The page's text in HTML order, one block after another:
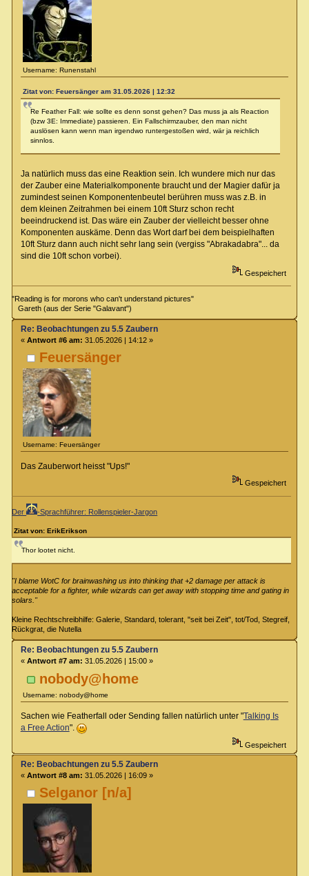
Username: Runenstahl
Zitat von: Feuersänger am 31.05.2026 | 12:32
Re Feather Fall: wie sollte es denn sonst gehen? Das muss ja als Reaction
(bzw 3E: Immediate) passieren. Ein Fallschirmzauber, den man nicht
auslösen kann wenn man irgendwo runtergestoßen wird, wär ja reichlich
sinnlos.
Ja natürlich muss das eine Reaktion sein. Ich wundere mich nur das
der Zauber eine Materialkomponente braucht und der Magier dafür ja
zumindest seinen Komponentenbeutel berühren muss was z.B. in
dem kleinen Zeitrahmen bei einem 10ft Sturz schon recht
beeindruckend ist. Das wäre ein Zauber der vielleicht besser ohne
Komponenten auskäme. Denn das Wort darf bei dem beispielhaften
10ft Sturz dann auch nicht sehr lang sein (vergiss "Abrakadabra"... da
sind die 10ft schon vorbei).
Gespeichert
"Reading is for morons who can't understand pictures"
Gareth (aus der Serie "Galavant")
Feuersänger
Username: Feuersänger
Re: Beobachtungen zu 5.5 Zaubern
« Antwort #6 am: 31.05.2026 | 14:12 »
Das Zauberwort heisst "Ups!"
Gespeichert
Der -Sprachführer: Rollenspieler-Jargon
Zitat von: ErikErikson
Thor lootet nicht.
"I blame WotC for brainwashing us into thinking that +2 damage per attack is
acceptable for a fighter, while wizards can get away with stopping time and gating in
solars."
Kleine Rechtschreibhilfe: Galerie, Standard, tolerant, "seit bei Zeit", tot/Tod, Stegreif,
Rückgrat, die Nutella
nobody@home
Username: nobody@home
Re: Beobachtungen zu 5.5 Zaubern
« Antwort #7 am: 31.05.2026 | 15:00 »
Sachen wie Featherfall oder Sending fallen natürlich unter "Talking Is
a Free Action".
Gespeichert
Selganor [n/a]
Re: Beobachtungen zu 5.5 Zaubern
« Antwort #8 am: 31.05.2026 | 16:09 »